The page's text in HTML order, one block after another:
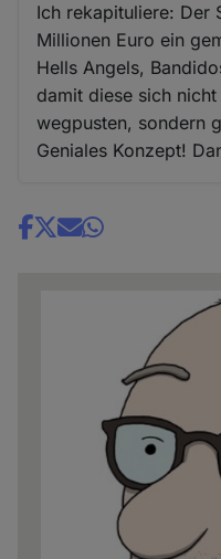
Ich rekapituliere: Der
Millionen Euro ein
Hells Angels,
damit diese sich
wegpusten, sondern
Geniales Konzept!
Share